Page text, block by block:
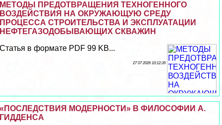
МЕТОДЫ ПРЕДОТВРАЩЕНИЯ ТЕХНОГЕННОГО
ВОЗДЕЙСТВИЯ НА ОКРУЖАЮЩУЮ СРЕДУ
ПРОЦЕССА СТРОИТЕЛЬСТВА И ЭКСПЛУАТАЦИИ
НЕФТЕГАЗОДОБЫВАЮЩИХ СКВАЖИН
Статья в формате PDF 99 KB...
27 07 2026 10:12:39
«ПОСЛЕДСТВИЯ МОДЕРНОСТИ» В ФИЛОСОФИИ А.
ГИДДЕНСА